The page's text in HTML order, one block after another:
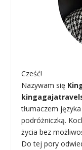
Cześć!
Nazywam się
tłumaczem
podróżniczką.
życia bez
Do tej pory